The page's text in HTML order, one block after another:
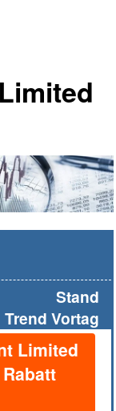
Stand
Trend Vortag
Limited